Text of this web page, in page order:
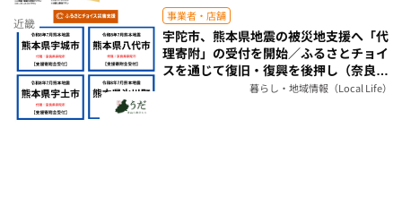
近畿 事業者・店舗
宇陀市、熊本県地震の被災地支援へ「代
理寄附」の受付を開始／ふるさとチョイ
スを通じて復旧・復興を後押し（奈良
暮らし・地域情報（Local Life）